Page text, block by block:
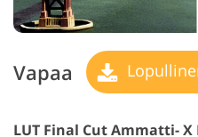
Vapaa
LUT Final Cut Ammatti-